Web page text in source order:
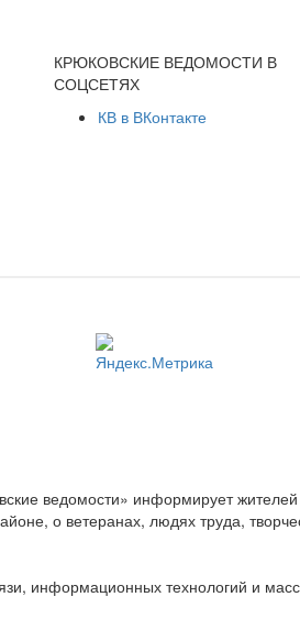
КРЮКОВСКИЕ ВЕДОМОСТИ В
СОЦСЕТЯХ
КВ в ВКонтакте
ведомости» информирует
о ветеранах, людях труда,
информационных технологий и